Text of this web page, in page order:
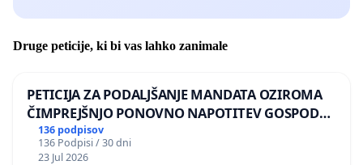
Druge peticije, ki bi vas lahko zanimale
PETICIJA ZA PODALJŠANJE MANDATA OZIROMA
ČIMPREJŠNJO PONOVNO NAPOTITEV GOSPODA
BERNARDA ŠRAJNERJA NA VELEPOSLANIŠTVO
REPUBLIKE SLOVENIJE V MOSKVI
136 podpisov
136 Podpisi / 30 dni
23 Jul 2026